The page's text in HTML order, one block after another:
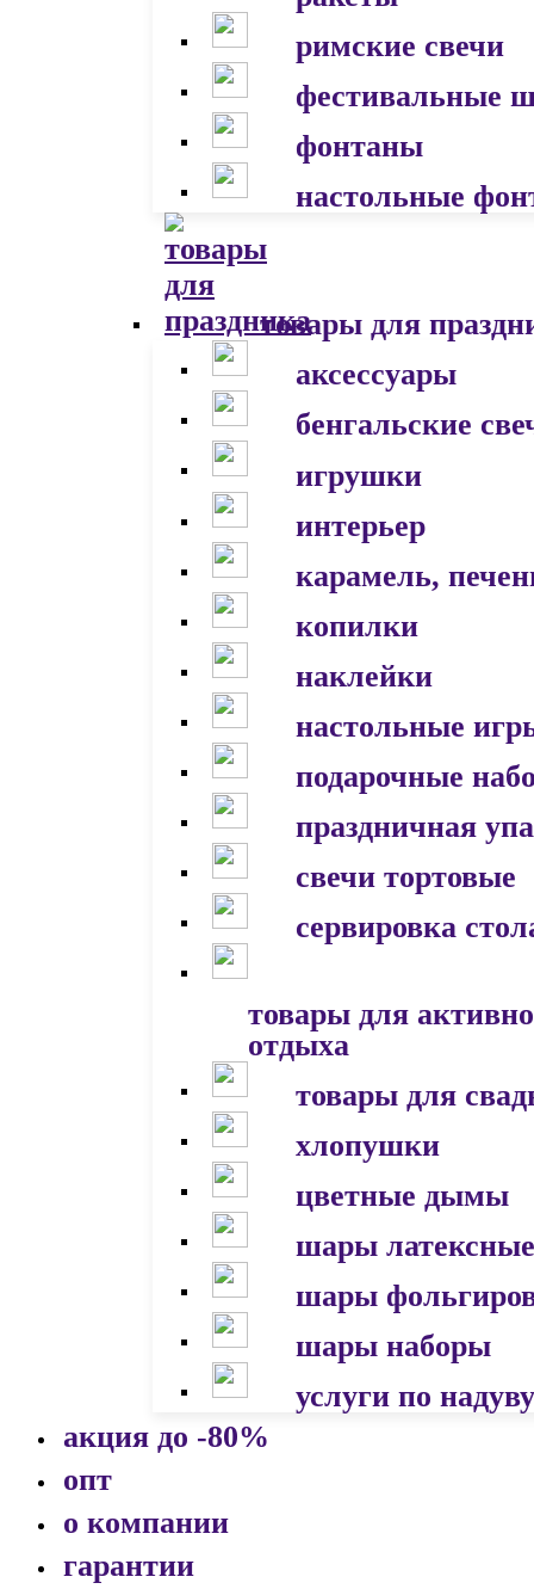
римские свечи
фестивальные
фонтаны
настольные
товары для
аксессуары
бенгальские
игрушки
интерьер
карамель,
копилки
наклейки
настольные
подарочные
праздничная
свечи тортовые
сервировка
товары для
отдыха
товары для
хлопушки
цветные дымы
шары латексные
шары
шары наборы
услуги по надуву
акция до -80%
опт
о компании
гарантии